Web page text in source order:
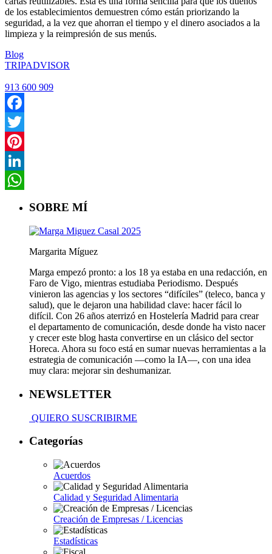
de los establecimientos demuestren cómo están priorizando la
seguridad, a la vez que ahorran el tiempo y el dinero asociados a la
limpieza y la reimpresión de sus menús.
Blog
TRIPADVISOR
913 600 909
Facebook
Twitter
Pinterest
LinkedIn
SOBRE MÍ
Margarita Míguez
Marga empezó pronto: a los 18 ya estaba en una redacción, en
Faro de Vigo, mientras estudiaba Periodismo. Después
vinieron las agencias y los sectores “difíciles” (teleco, banca y
salud), que le dejaron una habilidad clave: hacer fácil lo
difícil. Con 26 años aterrizó en Hostelería Madrid para crear
el departamento de comunicación, desde donde ha visto nacer
y crecer este blog hasta convertirse en un clásico del sector
Horeca. Ahora su foco está en sumar nuevas herramientas a la
estrategia de comunicación —como la IA—, con una idea
muy clara: mejorar sin deshumanizar.
NEWSLETTER
QUIERO SUSCRIBIRME
Categorías
Acuerdos
Calidad y Seguridad Alimentaria
Creación de Empresas / Licencias
Estadísticas